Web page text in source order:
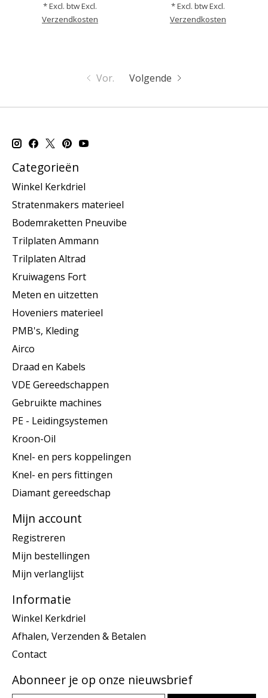
* Excl. btw Excl.
Verzendkosten
* Excl. btw Excl.
Verzendkosten
Vor. Volgende
Categorieën
Winkel Kerkdriel
Stratenmakers materieel
Bodemraketten Pneuvibe
Trilplaten Ammann
Trilplaten Altrad
Kruiwagens Fort
Meten en uitzetten
Hoveniers materieel
PMB's, Kleding
Airco
Draad en Kabels
VDE Gereedschappen
Gebruikte machines
PE - Leidingsystemen
Kroon-Oil
Knel- en pers koppelingen
Knel- en pers fittingen
Diamant gereedschap
Mijn account
Registreren
Mijn bestellingen
Mijn verlanglijst
Informatie
Winkel Kerkdriel
Afhalen, Verzenden & Betalen
Contact
Abonneer je op onze nieuwsbrief